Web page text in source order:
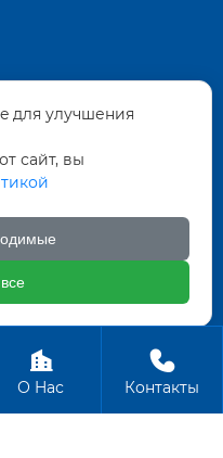
парк по
город Датун,
Горных Машин

О Hас

Контакты
для улучшения
сайт, вы